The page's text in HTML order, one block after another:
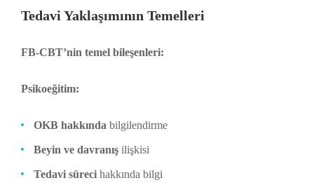
Tedavi Yaklaşımının Temelleri
FB-CBT’nin temel bileşenleri:
Psikoeğitim:
OKB hakkında bilgilendirme
Beyin ve davranış ilişkisi
Tedavi süreci hakkında bilgi